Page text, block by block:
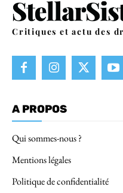
Critiques et actu des
A PROPOS
Qui sommes-nous ?
Mentions légales
Politique de confidentialité